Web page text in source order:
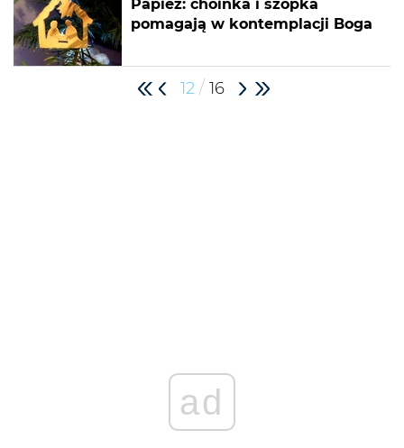
Papież: choinka i szopka
pomagają w kontemplacji Boga
12 / 16
ad